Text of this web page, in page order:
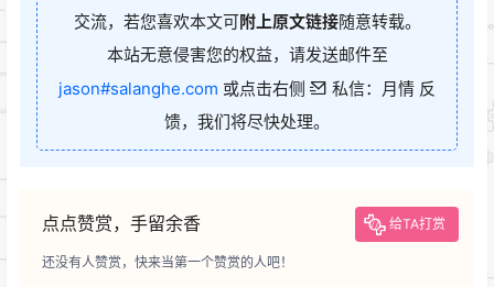
交流，若您喜欢本文可附上原文链接随意转载。
本站无意侵害您的权益，请发送邮件至
jason#salanghe.com 或点击右侧
私信：月情 反
馈，我们将尽快处理。
点点赞赏，手留余香 给TA打赏
还没有人赞赏，快来当第一个赞赏的人吧！